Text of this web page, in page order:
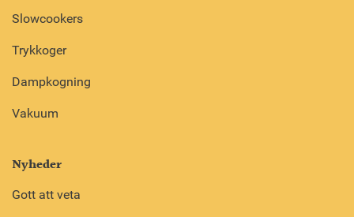
Slowcookers
Trykkoger
Dampkogning
Vakuum
Nyheder
Gott att veta